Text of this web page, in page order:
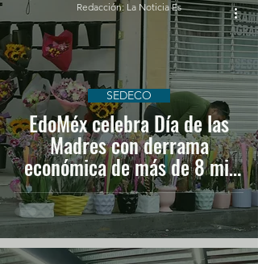
EdoMéx celebra Día de las
Madres con derrama
económica de más de 8 mil
mdp
SEDECO
Redacción: La Noticia Es